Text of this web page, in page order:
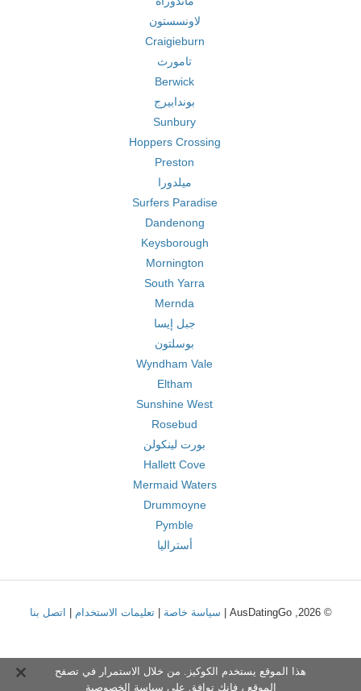
لاونسستون
Craigieburn
تامورث
Berwick
بوندابيرج
Sunbury
Hoppers Crossing
Preston
ميلدورا
Surfers Paradise
Dandenong
Keysborough
Mornington
South Yarra
Mernda
جبل إيسا
بوسلتون
Wyndham Vale
Eltham
Sunshine West
Rosebud
بورت لينكولن
Hallett Cove
Mermaid Waters
Drummoyne
Pymble
أستراليا
© 2026, AusDatingGo | سياسة خاصة |تعليمات الاستخدام اتصل بنا
هذا الموقع يستخدم الكوكيز. من خلال الاستمرار في تصفح
الموقع ، فإنك توافق على سياسة الخصوصية